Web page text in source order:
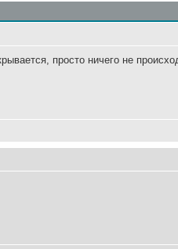
просто ничего не